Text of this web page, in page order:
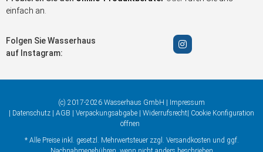
einfach an.
Folgen Sie Wasserhaus
auf Instagram:
(c) 2017-2026 Wasserhaus GmbH |
Impressum
Datenschutz AGB Verpackungsabgabe Widerrufsrecht Cookie Konfiguration
öffnen
* Alle Preise inkl. gesetzl. Mehrwertsteuer zzgl. Versandkosten und ggf.